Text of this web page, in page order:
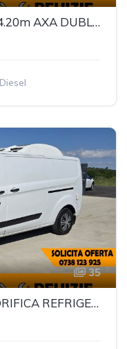
FORD TRANSIT KOFFER L=4.20m AXA DUBLA + LIFT Hidraulic
Diesel
35
FORD CUSTOM L2H1 FRIGORIFICA REFRIGERARE/CONGELARE